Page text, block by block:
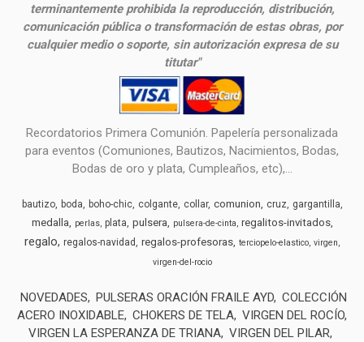
terminantemente prohibida la reproducción, distribución,
comunicación pública o transformación de estas obras, por
cualquier medio o soporte, sin autorización expresa de su
titutar"
Recordatorios Primera Comunión. Papelería personalizada
para eventos (Comuniones, Bautizos, Nacimientos, Bodas,
Bodas de oro y plata, Cumpleaños, etc),...
bautizo boda boho-chic colgante collar comunion cruz gargantilla
medalla perlas plata pulsera pulsera-de-cinta regalitos-invitados
regalo regalos-navidad regalos-profesoras terciopelo-elastico virgen
virgen-del-rocio
NOVEDADES PULSERAS ORACIÓN FRAILE AYD COLECCIÓN
ACERO INOXIDABLE CHOKERS DE TELA VIRGEN DEL ROCÍO
VIRGEN LA ESPERANZA DE TRIANA VIRGEN DEL PILAR